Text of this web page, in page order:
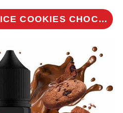
BOMBO SOLO JUICE COOKIES CHOCOLATE 15ML/60ML